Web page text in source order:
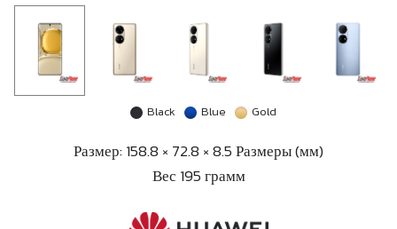
Black Blue Gold
Размер: 158.8 × 72.8 × 8.5 Размеры (мм)
Вес 195 грамм